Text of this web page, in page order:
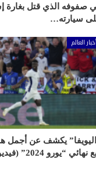
صفوفه الذي قتل بغارة
سيارته…
أخبار العالم
يكشف عن أجمل
نهائي “يورو 2024” (فيديو)